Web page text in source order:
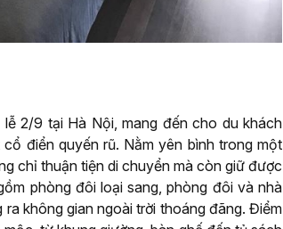
2/9 tại Hà Nội, mang đến cho du khách
điển quyến rũ. Nằm yên bình trong một
chỉ thuận tiện di chuyển mà còn giữ được
phòng đôi loại sang, phòng đôi và nhà
không gian ngoài trời thoáng đãng. Điểm